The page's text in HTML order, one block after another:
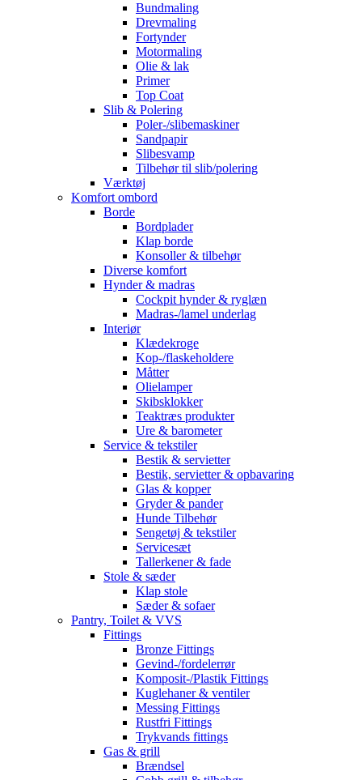
Bundmaling
Drevmaling
Fortynder
Motormaling
Olie & lak
Primer
Top Coat
Slib & Polering
Poler-/slibemaskiner
Sandpapir
Slibesvamp
Tilbehør til slib/polering
Værktøj
Komfort ombord
Borde
Bordplader
Klap borde
Konsoller & tilbehør
Diverse komfort
Hynder & madras
Cockpit hynder & ryglæn
Madras-/lamel underlag
Interiør
Klædekroge
Kop-/flaskeholdere
Måtter
Olielamper
Skibsklokker
Teaktræs produkter
Ure & barometer
Service & tekstiler
Bestik & servietter
Bestik, servietter & opbavaring
Glas & kopper
Gryder & pander
Hunde Tilbehør
Sengetøj & tekstiler
Servicesæt
Tallerkener & fade
Stole & sæder
Klap stole
Sæder & sofaer
Pantry, Toilet & VVS
Fittings
Bronze Fittings
Gevind-/fordelerrør
Komposit-/Plastik Fittings
Kuglehaner & ventiler
Messing Fittings
Rustfri Fittings
Trykvands fittings
Gas & grill
Brændsel